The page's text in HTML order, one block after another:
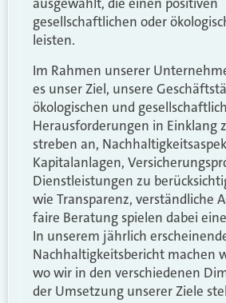
gesellschaftlichen oder
leisten.
Im Rahmen unserer
es unser Ziel, unsere
ökologischen und
Herausforderungen in Einklang
streben an,
Kapitalanlagen,
Dienstleistungen zu
wie Transparenz, verständliche
faire Beratung spielen dabei
In unserem jährlich
Nachhaltigkeitsbericht machen
wo wir in den verschiedenen
der Umsetzung unserer Ziele